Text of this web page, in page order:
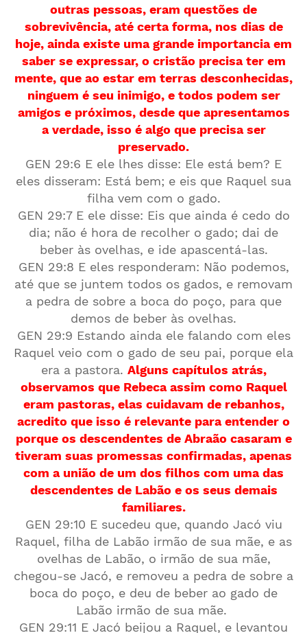
outras pessoas, eram questões de
sobrevivência, até certa forma, nos dias de
hoje, ainda existe uma grande importancia em
saber se expressar, o cristão precisa ter em
mente, que ao estar em terras desconhecidas,
ninguem é seu inimigo, e todos podem ser
amigos e próximos, desde que apresentamos
a verdade, isso é algo que precisa ser
preservado.
GEN 29:6 E ele lhes disse: Ele está bem? E
eles disseram: Está bem; e eis que Raquel sua
filha vem com o gado.
GEN 29:7 E ele disse: Eis que ainda é cedo do
dia; não é hora de recolher o gado; dai de
beber às ovelhas, e ide apascentá-las.
GEN 29:8 E eles responderam: Não podemos,
até que se juntem todos os gados, e removam
a pedra de sobre a boca do poço, para que
demos de beber às ovelhas.
GEN 29:9 Estando ainda ele falando com eles
Raquel veio com o gado de seu pai, porque ela
era a pastora. Alguns capítulos atrás,
observamos que Rebeca assim como Raquel
eram pastoras, elas cuidavam de rebanhos,
acredito que isso é relevante para entender o
porque os descendentes de Abraão casaram e
tiveram suas promessas confirmadas, apenas
com a união de um dos filhos com uma das
descendentes de Labão e os seus demais
familiares.
GEN 29:10 E sucedeu que, quando Jacó viu
Raquel, filha de Labão irmão de sua mãe, e as
ovelhas de Labão, o irmão de sua mãe,
chegou-se Jacó, e removeu a pedra de sobre a
boca do poço, e deu de beber ao gado de
Labão irmão de sua mãe.
GEN 29:11 E Jacó beijou a Raquel, e levantou